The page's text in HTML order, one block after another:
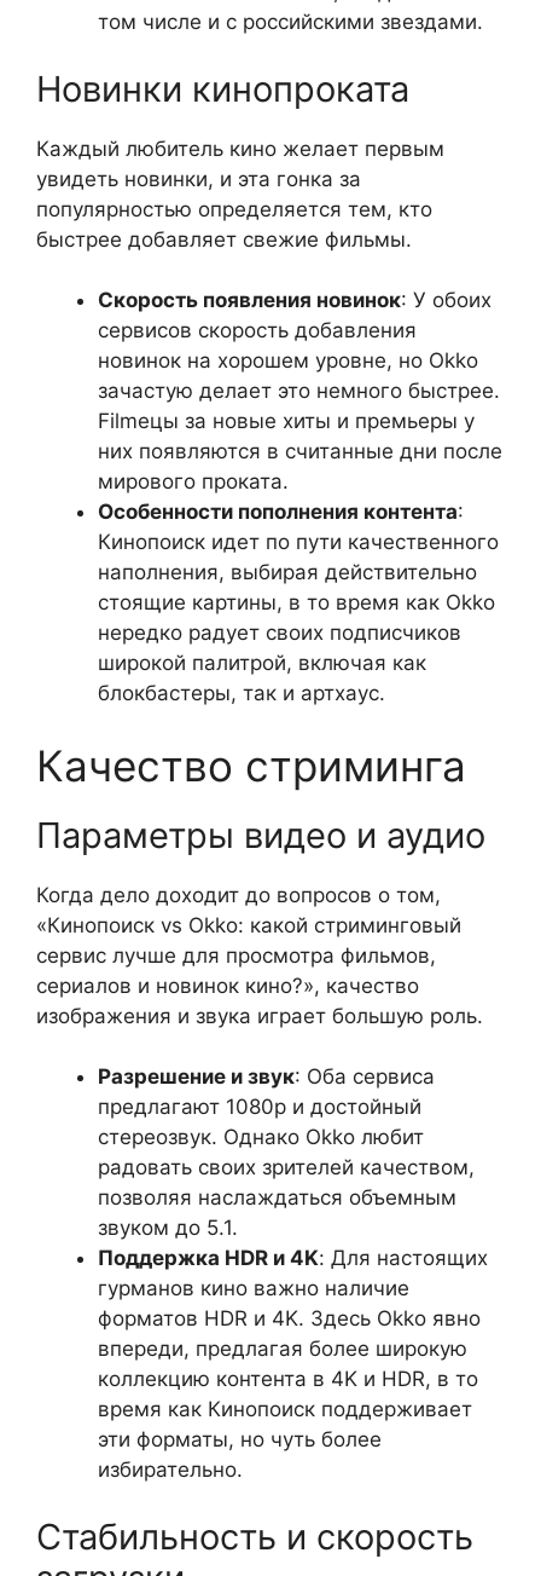
том числе и с российскими звездами.
Новинки кинопроката
Каждый любитель кино желает первым
увидеть новинки, и эта гонка за
популярностью определяется тем, кто
быстрее добавляет свежие фильмы.
Скорость появления новинок: У обоих
сервисов скорость добавления
новинок на хорошем уровне, но Okko
зачастую делает это немного быстрее.
Filmeцы за новые хиты и премьеры у
них появляются в считанные дни после
мирового проката.
Особенности пополнения контента:
Кинопоиск идет по пути качественного
наполнения, выбирая действительно
стоящие картины, в то время как Okko
нередко радует своих подписчиков
широкой палитрой, включая как
блокбастеры, так и артхаус.
Качество стриминга
Параметры видео и аудио
Когда дело доходит до вопросов о том,
«Кинопоиск vs Okko: какой стриминговый
сервис лучше для просмотра фильмов,
сериалов и новинок кино?», качество
изображения и звука играет большую роль.
Разрешение и звук: Оба сервиса
предлагают 1080p и достойный
стереозвук. Однако Okko любит
радовать своих зрителей качеством,
позволяя наслаждаться объемным
звуком до 5.1.
Поддержка HDR и 4K: Для настоящих
гурманов кино важно наличие
форматов HDR и 4K. Здесь Okko явно
впереди, предлагая более широкую
коллекцию контента в 4K и HDR, в то
время как Кинопоиск поддерживает
эти форматы, но чуть более
избирательно.
Стабильность и скорость